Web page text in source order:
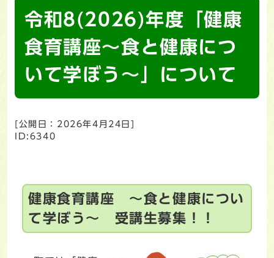
令和8(2026)年度「健康
食育講座～食と健康につ
いて学ぼう～」について
[公開日： 2026年4月24日 ]
ID:6340
健康食育講座 ～食と健康につい
て学ぼう～ 受講生募集！！